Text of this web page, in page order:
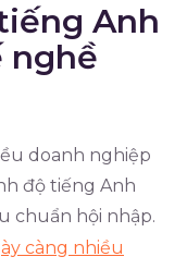
Anh
nghề
doanh nghiệp
độ tiếng Anh
chuẩn hội nhập.
càng nhiều